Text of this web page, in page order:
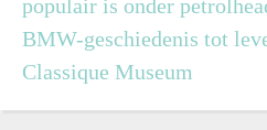
populair is onder
BMW-geschiedenis tot
Classique Museum